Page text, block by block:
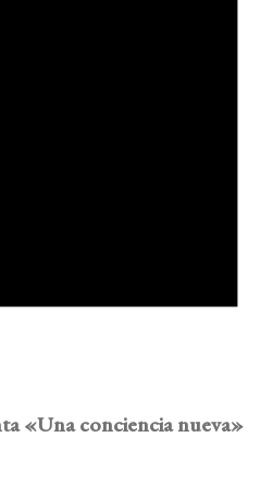
«Una conciencia nueva»